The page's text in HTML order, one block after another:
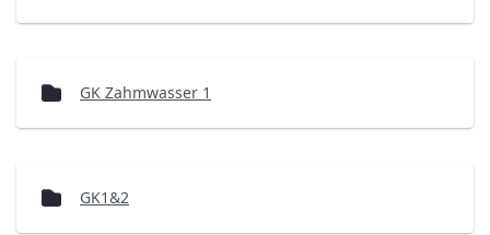
GK Zahmwasser 1
GK1&2